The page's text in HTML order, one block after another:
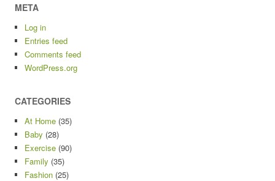
META
Log in
Entries feed
Comments feed
WordPress.org
CATEGORIES
At Home (35)
Baby (28)
Exercise (90)
Family (35)
Fashion (25)